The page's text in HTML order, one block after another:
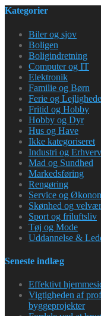
Kategorier
Biler og sjov
Boligen
Boligindretning
Computer og IT
Elektronik
Familie og Børn
Ferie og
Fritid og Hobby
Hobby og Dyr
Hus og Have
Ikke kategoriseret
Industri og Erhverv
Mad og Sundhed
Markedsføring
Rengøring
Service og
Skønhed og
Sport og friluftsliv
Tøj og Mode
Uddannelse &
Seneste indlæg
Effektivt
Vigtigheden af
byggeprojekter